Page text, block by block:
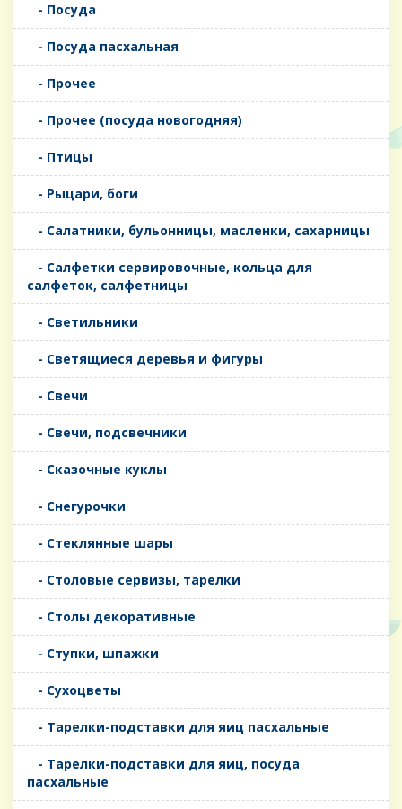
- Посуда
- Посуда пасхальная
- Прочее
- Прочее (посуда новогодняя)
- Птицы
- Рыцари, боги
- Салатники, бульонницы, масленки, сахарницы
- Салфетки сервировочные, кольца для
салфеток, салфетницы
- Светильники
- Светящиеся деревья и фигуры
- Свечи
- Свечи, подсвечники
- Сказочные куклы
- Снегурочки
- Стеклянные шары
- Столовые сервизы, тарелки
- Столы декоративные
- Ступки, шпажки
- Сухоцветы
- Тарелки-подставки для яиц пасхальные
- Тарелки-подставки для яиц, посуда
пасхальные